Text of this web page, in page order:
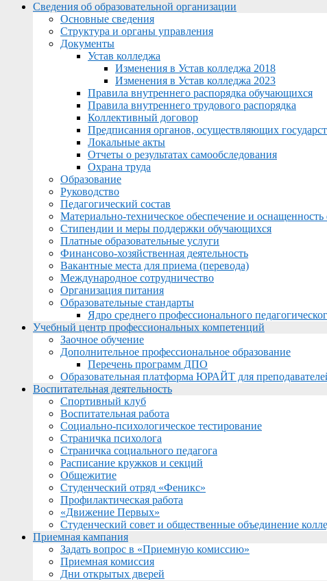
Menu
Сведения об образовательной организации
Основные сведения
Структура и органы управления
Документы
Устав колледжа
Изменения в Устав колледжа 2018
Изменения в Устав колледжа 2023
Правила внутреннего распорядка обучающихся
Правила внутреннего трудового распорядка
Коллективный договор
Предписания органов, осуществляющих
Локальные акты
Отчеты о результатах самообследования
Охрана труда
Образование
Руководство
Педагогический состав
Материально-техническое обеспечение и оснащенность
Стипендии и меры поддержки обучающихся
Платные образовательные услуги
Финансово-хозяйственная деятельность
Вакантные места для приема (перевода)
Международное сотрудничество
Организация питания
Образовательные стандарты
Ядро среднего профессионального
Учебный центр профессиональных компетенций
Заочное обучение
Дополнительное профессиональное образование
Перечень программ ДПО
Образовательная платформа ЮРАЙТ для
Воспитательная деятельность
Спортивный клуб
Воспитательная работа
Социально-психологическое тестирование
Страничка психолога
Страничка социального педагога
Расписание кружков и секций
Общежитие
Студенческий отряд «Феникс»
Профилактическая работа
«Движение Первых»
Студенческий совет и общественные объединение
Приемная кампания
Задать вопрос в «Приемную комиссию»
Приемная комиссия
Дни открытых дверей